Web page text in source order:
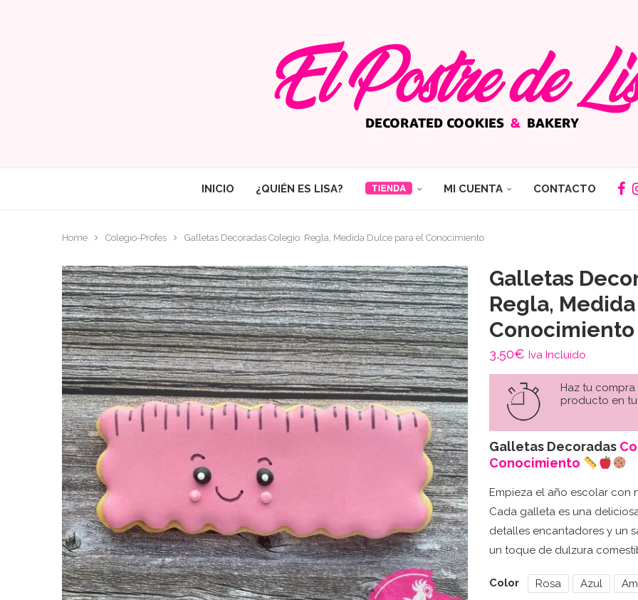
INICIO ¿QUIÉN ES LISA? MI CUENTA CONTACTO
Home Colegio-Profes Galletas Decoradas Colegio: Regla, Medida Dulce para el Conocimiento
Galletas
Regla,
Conocimiento
3,50€ Iva Incluido
Haz tu
producto en
Galletas Decoradas
Conocimiento
Empieza el año escolar con
Cada galleta es una
detalles encantadores y un
un toque de dulzura
Color Rosa Azul